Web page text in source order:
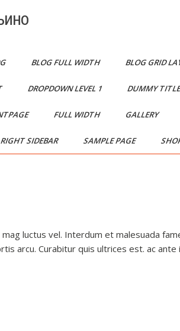
BLOG FULL WIDTH BLOG GRID
DROPDOWN LEVEL 1 DUMMY
FULL WIDTH GALLERY
RIGHT SIDEBAR SAMPLE PAGE
luctus vel. Interdum et malesuada
arcu. Curabitur quis ultrices est. ac ante